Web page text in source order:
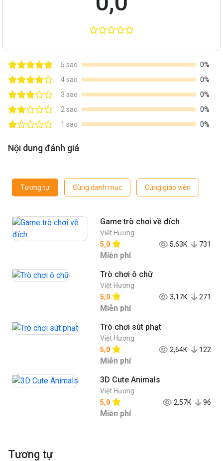
5 sao
0%
4 sao
0%
3 sao
0%
2 sao
0%
1 sao
0%
Nội dung đánh giá
Tương tự Cùng danh mục Cùng giáo viên
Game trò chơi về đích
Việt Hương
5,0
5,63K 731
Miễn phí
Trò chơi ô chữ
Việt Hương
5,0
3,17K 271
Miễn phí
Trò chơi sút phạt
Việt Hương
5,0
2,64K 122
Miễn phí
3D Cute Animals
Việt Hương
5,0
2,57K 96
Miễn phí
Tương tự